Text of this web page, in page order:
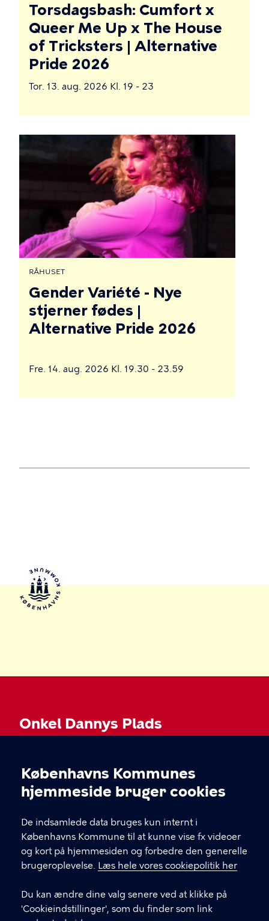
Cookieindstillinger
Københavns Kommunes
hjemmeside bruger cookies
De indsamlede data bruges kun internt i
Københavns Kommune til at kunne vise fx videoer
og kort på hjemmesiden og forbedre den generelle
brugeroplevelse. Læs hele vores cookiepolitik her
Du kan ændre dine valg senere ved at klikke på
'Cookieindstillinger', som du finder som link
Torsdagsbash: Cumfort x
Queer Me Up x The House
of Tricksters | Alternative
Pride 2026
Tor. 13. aug. 2026 Kl. 19 - 23
RÅHUSET
Gender Variété - Nye
stjerner fødes |
Alternative Pride 2026
Fre. 14. aug. 2026 Kl. 19.30 - 23.59
Onkel Dannys Plads
KONTAKT
Onkel Dannys Plads, 1711 København V
onkeldannysplads@kk.dk
LINKS
Tilgængelighedserklæring